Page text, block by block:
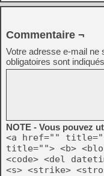
Commentaire ¬
Votre adresse e-mail ne
obligatoires sont
NOTE - Vous pouvez
<a href=""
title=""> <b>
<code> <del
<s> <strike>